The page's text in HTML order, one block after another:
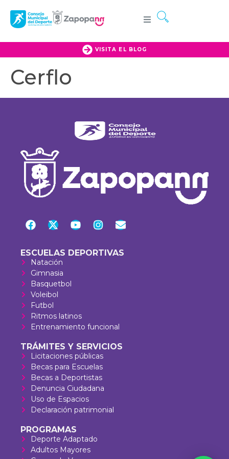
VISITA EL BLOG
Cerflo
ESCUELAS DEPORTIVAS
Natación
Gimnasia
Basquetbol
Voleibol
Futbol
Ritmos latinos
Entrenamiento funcional
TRÁMITES Y SERVICIOS
Licitaciones públicas
Becas para Escuelas
Becas a Deportistas
Denuncia Ciudadana
Uso de Espacios
Declaración patrimonial
PROGRAMAS
Deporte Adaptado
Adultos Mayores